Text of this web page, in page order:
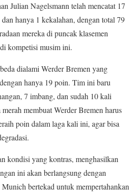
Julian Nagelsmann telah mencatat 17
hanya 1 kekalahan, dengan total 79
mereka di puncak klasemen
kompetisi musim ini.
dialami Werder Bremen yang
hanya 19 poin. Tim ini baru
7 imbang, dan sudah 10 kali
membuat Werder Bremen harus
poin dalam laga kali ini, agar bisa
kondisi yang kontras, menghasilkan
ini akan berlangsung dengan
bertekad untuk mempertahankan